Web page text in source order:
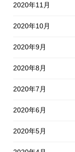
2020年11月
2020年10月
2020年9月
2020年8月
2020年7月
2020年6月
2020年5月